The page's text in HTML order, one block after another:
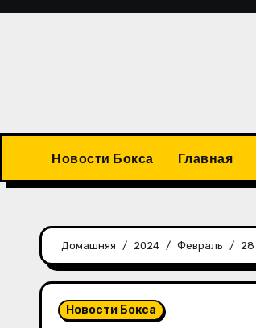
Перейти
Новости Бокса Главная
Домашняя 2024 Февраль 28
Новости Бокса